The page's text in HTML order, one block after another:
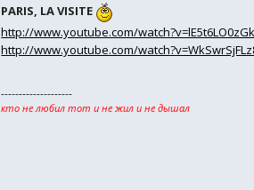
PARIS, LA VISITE
http://www.youtube.com/watch?v=lE5t6LO0zGk
http://www.youtube.com/
--------------------
кто не любил тот и не жил и не дышал